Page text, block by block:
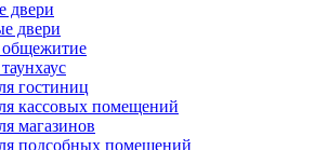
двери
двери
гостиниц
кассовых помещений
магазинов
подсобных помещений